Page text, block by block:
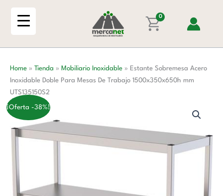
0
Home » Tienda » Mobiliario Inoxidable » Estante Sobremesa Acero
Inoxidable Doble Para Mesas De Trabajo 1500x350x650h mm
UTS135150S2
¡Oferta -38%!
Doble
Para
Mesas
Trabajo
1500x350x650h
mm
UTS135150S2
cantidad